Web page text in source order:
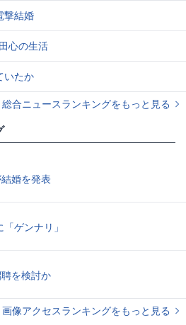
撃結婚
心の生活
いたか
総合ニュースランキングをもっと見る
婚を発表
ゲンナリ」
を検討か
画像アクセスランキングをもっと見る